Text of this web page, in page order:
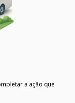
a ação que